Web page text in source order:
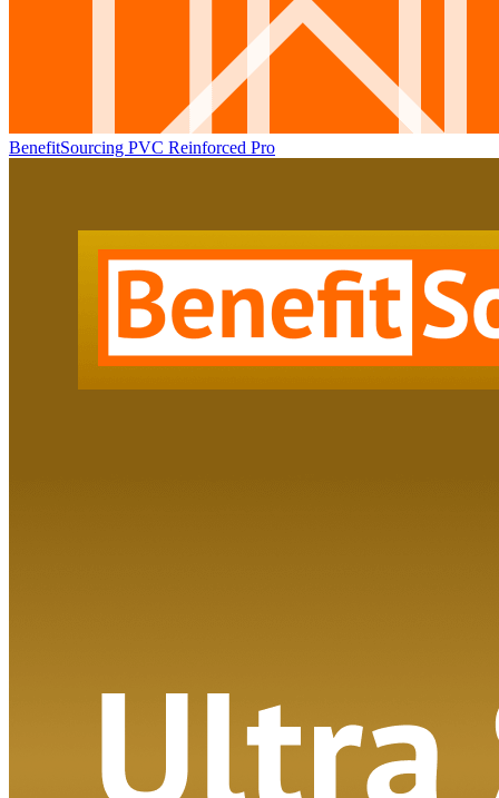
BenefitSourcing PVC Reinforced Pro